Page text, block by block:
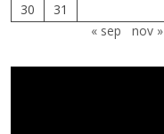
30
31
« sep
nov »